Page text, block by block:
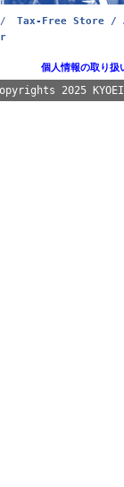
/
Tax-Free Store /
個人情報の取り扱
2025